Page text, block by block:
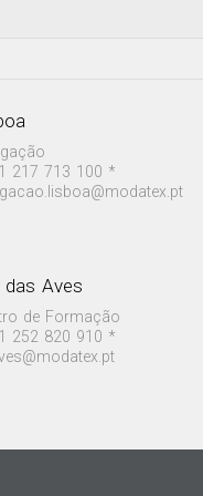
217 713 100 *
das Aves
de Formação
252 820 910 *